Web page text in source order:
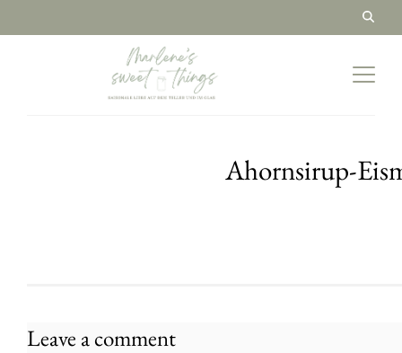
Ahornsirup-
Leave a comment